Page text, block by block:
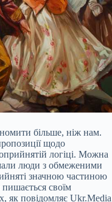
більше, ніж нам.
щодо
логіці. Можна
люди з обмеженими
значною частиною
своїм
як повідомляє Ukr.Media